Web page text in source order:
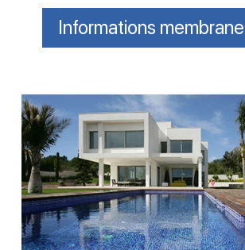
Informations
Liner
150/100
pour
piscines
durables